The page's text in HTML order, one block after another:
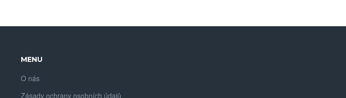
MENU
O nás
Zásady ochrany osobních údajů